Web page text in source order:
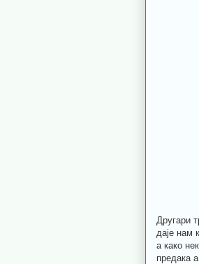
Другари
даје нам
а како
предака